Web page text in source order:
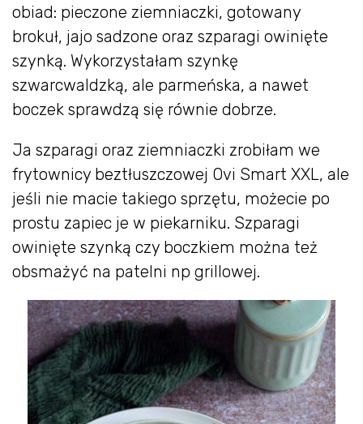
obiad: pieczone ziemniaczki, gotowany
brokuł, jajo sadzone oraz szparagi owinięte
szynką. Wykorzystałam szynkę
szwarcwaldzką, ale parmeńska, a nawet
boczek sprawdzą się równie dobrze.
Ja szparagi oraz ziemniaczki zrobiłam we
frytownicy beztłuszczowej Ovi Smart XXL, ale
jeśli nie macie takiego sprzętu, możecie po
prostu zapiec je w piekarniku. Szparagi
owinięte szynką czy boczkiem można też
obsmażyć na patelni np grillowej.